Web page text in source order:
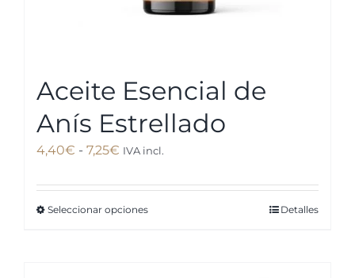
producto
Aceite Esencial de
Anís Estrellado
4,40€ - 7,25€Rango
precios:
desde
IVA incl.
Seleccionar opcionesEste
Detalles